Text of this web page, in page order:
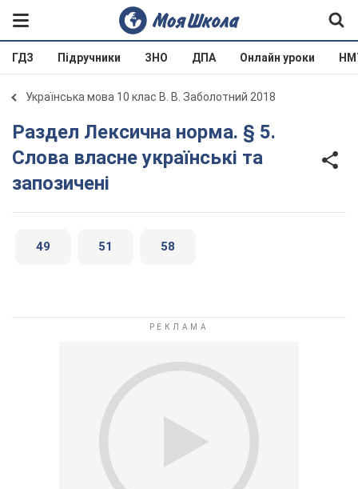
ГДЗ Підручники ЗНО ДПА Онлайн уроки
Українська мова 10 клас В. В. Заболотний 2018
Раздел Лексична норма. § 5.
Слова власне українські та
запозичені
49 51 58